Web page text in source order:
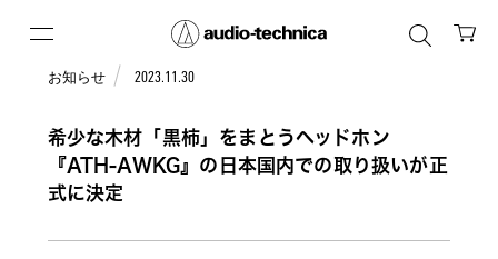
お知らせ 2023.11.30
希少な木材「黒柿」をまとうヘッドホン
『ATH-AWKG』の日本国内での取り扱いが正
式に決定